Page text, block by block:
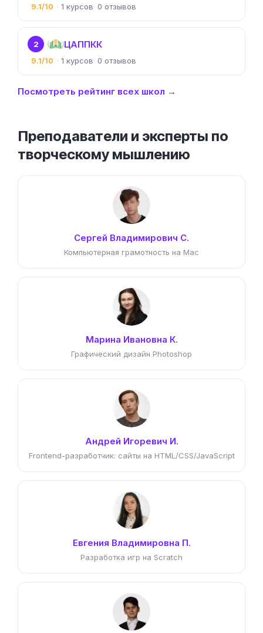
9.1/10 1 0
2 ЦАППКК
9.1/10 1 0
Посмотреть рейтинг всех школ →
Преподаватели и эксперты по
творческому мышлению
Сергей Владимирович С.
Компьютерная грамотность на Mac
Марина Ивановна К.
Графический дизайн Photoshop
Андрей Игоревич И.
Frontend-разработчик: сайты на HTML/CSS/JavaScript
Евгения Владимировна П.
Разработка игр на Scratch